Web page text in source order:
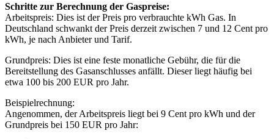
Schritte zur Berechnung der Gaspreise:
Arbeitspreis: Dies ist der Preis pro verbrauchte kWh Gas. In
Deutschland schwankt der Preis derzeit zwischen 7 und 12 Cent pro
kWh, je nach Anbieter und Tarif.
Grundpreis: Dies ist eine feste monatliche Gebühr, die für die
Bereitstellung des Gasanschlusses anfällt. Dieser liegt häufig bei
etwa 100 bis 200 EUR pro Jahr.
Beispielrechnung:
Angenommen, der Arbeitspreis liegt bei 9 Cent pro kWh und der
Grundpreis bei 150 EUR pro Jahr: